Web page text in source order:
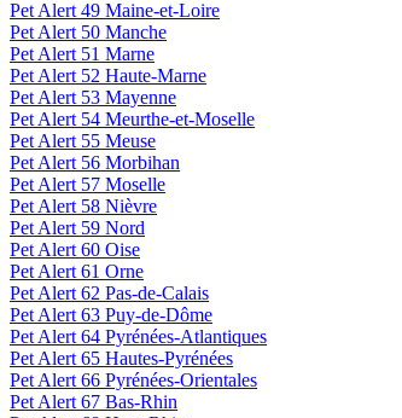
Pet Alert 49 Maine-et-Loire
Pet Alert 50 Manche
Pet Alert 51 Marne
Pet Alert 52 Haute-Marne
Pet Alert 53 Mayenne
Pet Alert 54 Meurthe-et-Moselle
Pet Alert 55 Meuse
Pet Alert 56 Morbihan
Pet Alert 57 Moselle
Pet Alert 58 Nièvre
Pet Alert 59 Nord
Pet Alert 60 Oise
Pet Alert 61 Orne
Pet Alert 62 Pas-de-Calais
Pet Alert 63 Puy-de-Dôme
Pet Alert 64 Pyrénées-Atlantiques
Pet Alert 65 Hautes-Pyrénées
Pet Alert 66 Pyrénées-Orientales
Pet Alert 67 Bas-Rhin